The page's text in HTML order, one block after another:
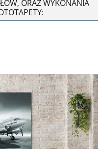
ORAZ WYKONANIA